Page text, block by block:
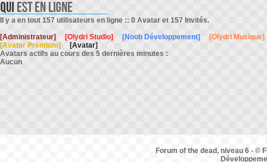
Il y a en tout 157 utilisateurs en ligne :: 0 Avatar et 157 Invités.
[Administrateur]
[Olydri Studio] [Noob Développement]
[Olydri Musique]
[Avatar Premium]
[Avatar]
Avatars actifs au cours des 5 dernières minutes :
Aucun
Forum of the dead, niveau 6 - ©